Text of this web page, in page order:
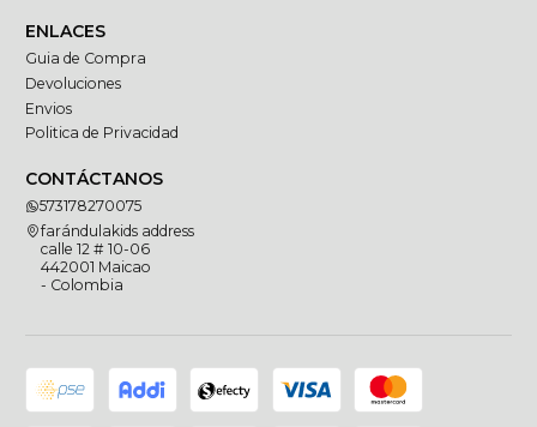
ENLACES
Guia de Compra
Devoluciones
Envios
Politica de Privacidad
CONTÁCTANOS
573178270075
farándulakids address
calle 12 # 10-06
442001 Maicao
- Colombia